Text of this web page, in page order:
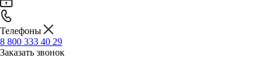
Телефоны
8 800 333 40 29
Заказать звонок